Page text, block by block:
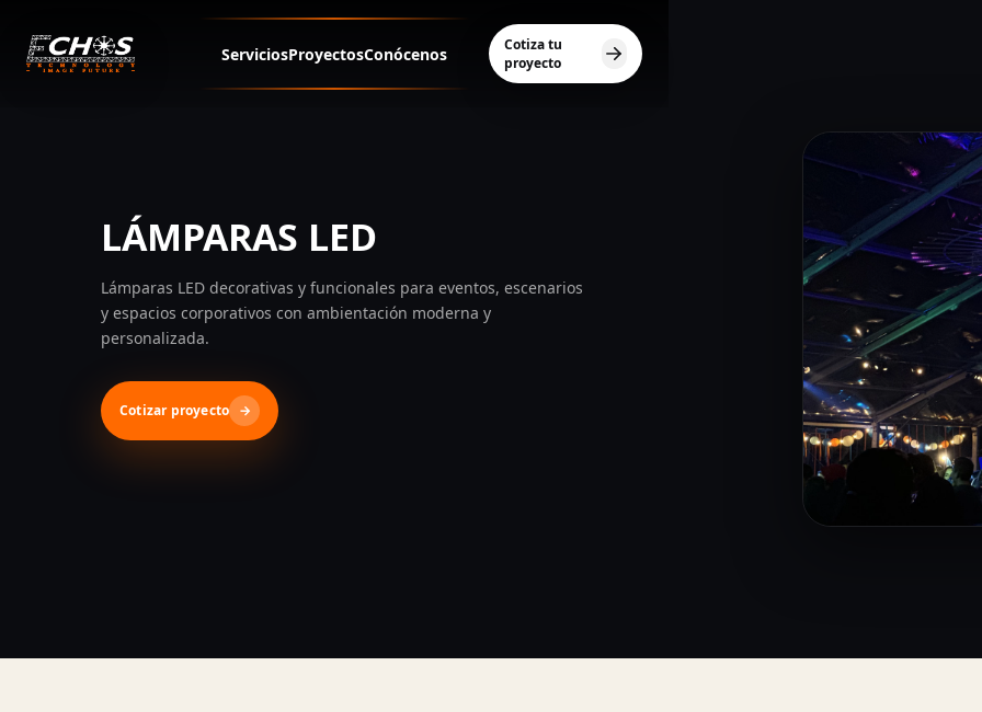
ECHOS - Infraestructura para eventos
ServiciosProyectosConócenos
Cotiza tu
proyecto
LÁMPARAS LED
Lámparas LED decorativas y funcionales para eventos, escenarios
y espacios corporativos con ambientación moderna y
personalizada.
Cotizar proyecto →